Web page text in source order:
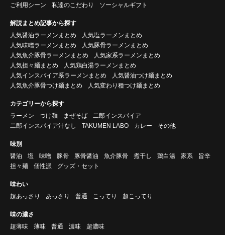
ご利用シーン
私達のこだわり ソーシャルギフト
解説まとめ記事から探す
人気醤油ラーメンまとめ
人気塩ラーメンまとめ
人気味噌ラーメンまとめ
人気豚骨ラーメンまとめ
人気魚介豚骨ラーメンまとめ
人気家系ラーメンまとめ
人気担々麺まとめ
人気鶏白湯ラーメンまとめ
人気インスパイア系ラーメンまとめ
人気醤油つけ麺まとめ
人気魚介豚骨つけ麺まとめ
人気変わり種つけ麺まとめ
カテゴリーから探す
ラーメン
つけ麺 まぜそば
二郎インスパイア
二郎インスパイア汁なし
TAKUMEN LABO カレー その他
味別
醤油
塩 味噌 豚骨 豚骨醤油 魚介豚骨 煮干し 鶏白湯 家系
旨辛
担々麺
個性派 グッズ・セット
味わい
超あっさり
あっさり 普通 こってり 超こってり
味の濃さ
超薄味
薄味 普通 濃味 超濃味